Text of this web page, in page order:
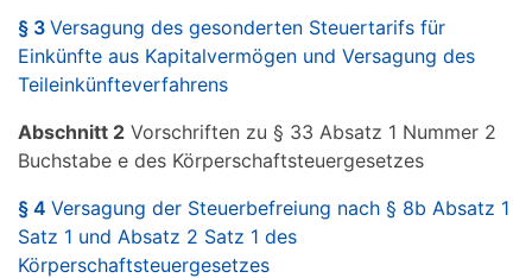
§ 3 Versagung des gesonderten Steuertarifs für
Einkünfte aus Kapitalvermögen und Versagung des
Teileinkünfteverfahrens
Abschnitt 2 Vorschriften zu § 33 Absatz 1 Nummer 2
Buchstabe e des Körperschaftsteuergesetzes
§ 4 Versagung der Steuerbefreiung nach § 8b Absatz 1
Satz 1 und Absatz 2 Satz 1 des
Körperschaftsteuergesetzes